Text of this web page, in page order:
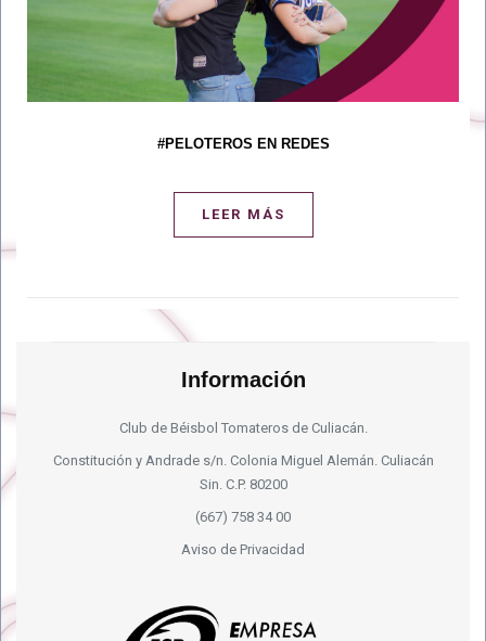
#PELOTEROS EN REDES
LEER MÁS
Información
Club de Béisbol Tomateros de Culiacán.
Constitución y Andrade s/n. Colonia Miguel Alemán. Culiacán
Sin. C.P. 80200
(667) 758 34 00
Aviso de Privacidad